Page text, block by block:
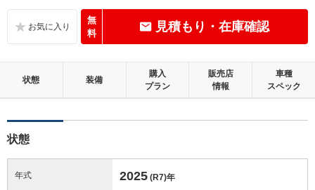
無
料
見積もり・在庫確認
状態 装備
購入
プラン
販売店
情報
車種
スペック
状態
年式 2025 (R7)年